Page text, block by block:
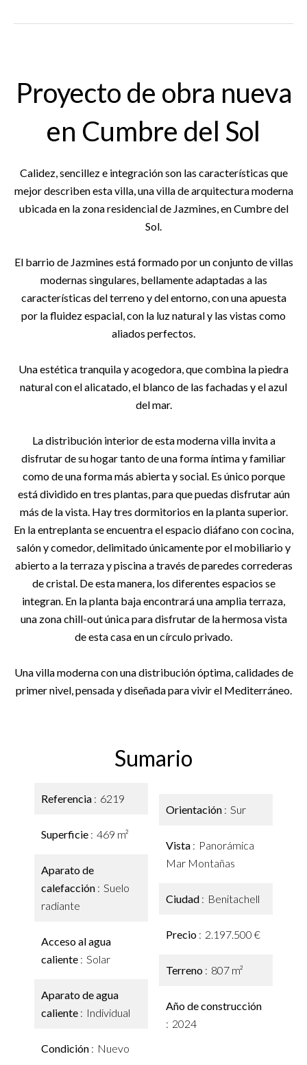
Proyecto de obra nueva
en Cumbre del Sol
Calidez, sencillez e integración son las características que
mejor describen esta villa, una villa de arquitectura moderna
ubicada en la zona residencial de Jazmines, en Cumbre del
Sol.
El barrio de Jazmines está formado por un conjunto de villas
modernas singulares, bellamente adaptadas a las
características del terreno y del entorno, con una apuesta
por la fluidez espacial, con la luz natural y las vistas como
aliados perfectos.
Una estética tranquila y acogedora, que combina la piedra
natural con el alicatado, el blanco de las fachadas y el azul
del mar.
La distribución interior de esta moderna villa invita a
disfrutar de su hogar tanto de una forma íntima y familiar
como de una forma más abierta y social. Es único porque
está dividido en tres plantas, para que puedas disfrutar aún
más de la vista. Hay tres dormitorios en la planta superior.
En la entreplanta se encuentra el espacio diáfano con cocina,
salón y comedor, delimitado únicamente por el mobiliario y
abierto a la terraza y piscina a través de paredes correderas
de cristal. De esta manera, los diferentes espacios se
integran. En la planta baja encontrará una amplia terraza,
una zona chill-out única para disfrutar de la hermosa vista
de esta casa en un círculo privado.
Una villa moderna con una distribución óptima, calidades de
primer nivel, pensada y diseñada para vivir el Mediterráneo.
Sumario
Referencia 6219
Superficie 469 m²
Aparato de
calefacción
Suelo
radiante
Acceso al agua
caliente
Solar
Aparato de agua
caliente
Individual
Condición Nuevo
Orientación Sur
Vista
Panorámica
Mar Montañas
Ciudad Benitachell
Precio 2.197.500 €
Terreno 807 m²
Año de construcción
2024